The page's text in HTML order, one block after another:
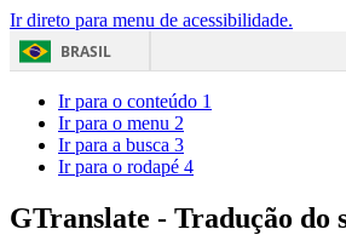
Ir direto para menu de acessibilidade.
BRASIL
Ir para o conteúdo 1
Ir para o menu 2
Ir para a busca 3
Ir para o rodapé 4
GTranslate - Tradução do